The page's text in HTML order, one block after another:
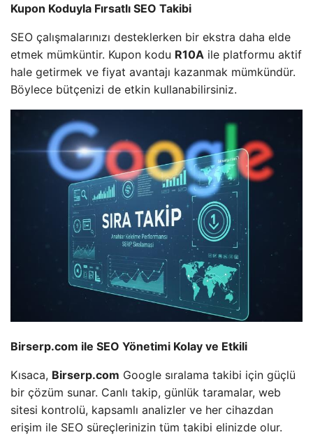
Kupon Koduyla Fırsatlı SEO Takibi
SEO çalışmalarınızı desteklerken bir ekstra daha elde
etmek mümküntir. Kupon kodu R10A ile platformu aktif
hale getirmek ve fiyat avantajı kazanmak mümkündür.
Böylece bütçenizi de etkin kullanabilirsiniz.
Birserp.com ile SEO Yönetimi Kolay ve Etkili
Kısaca, Birserp.com Google sıralama takibi için güçlü
bir çözüm sunar. Canlı takip, günlük taramalar, web
sitesi kontrolü, kapsamlı analizler ve her cihazdan
erişim ile SEO süreçlerinizin tüm takibi elinizde olur.